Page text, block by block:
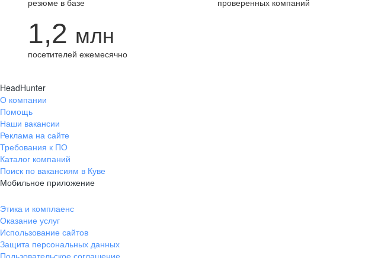
резюме в базе проверенных компаний
1,2 млн
посетителей ежемесячно
HeadHunter
О компании
Помощь
Наши вакансии
Реклама на сайте
Требования к ПО
Каталог компаний
Поиск по вакансиям в Куве
Мобильное приложение
Этика и комплаенс
Оказание услуг
Использование сайтов
Защита персональных данных
Пользовательское соглашение